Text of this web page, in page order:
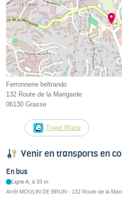
Ferronnerie beltrando
132 Route de la Marigarde
06130 Grasse
Trajet Waze
Venir en transports en
En bus
Ligne A, à 33 m
Arrêt MOULIN DE BRUN - 132 Route de la